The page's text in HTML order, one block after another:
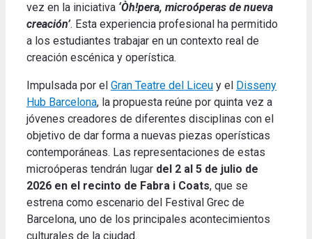
vez en la iniciativa ‘Òh!pera, microóperas de nueva
creación’. Esta experiencia profesional ha permitido
a los estudiantes trabajar en un contexto real de
creación escénica y operística.
Impulsada por el Gran Teatre del Liceu y el
Disseny
Hub Barcelona, la propuesta reúne por quinta vez a
jóvenes creadores de diferentes disciplinas con el
objetivo de dar forma a nuevas piezas operísticas
contemporáneas. Las representaciones de estas
microóperas tendrán lugar del 2 al 5 de julio de
2026 en el recinto de Fabra i Coats, que se
estrena como escenario del Festival Grec de
Barcelona, uno de los principales acontecimientos
culturales de la ciudad.